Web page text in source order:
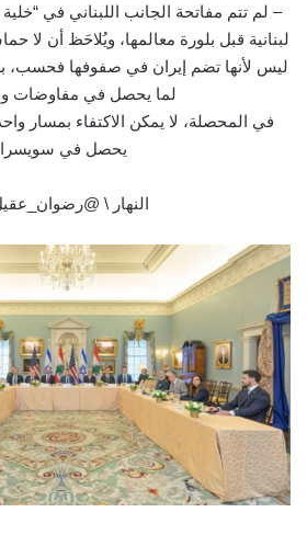
– لم تتم مفاتحة الجانب اللبناني في
لبنانية قبل بلورة معالمها، ويُلاحَظ أن لا
ليس لأنها تضم إيران في صفوفها فحسب،
لما يحصل في مفاوضات
في المحصلة، لا يمكن الاكتفاء بمسار
يحصل في
النهار \